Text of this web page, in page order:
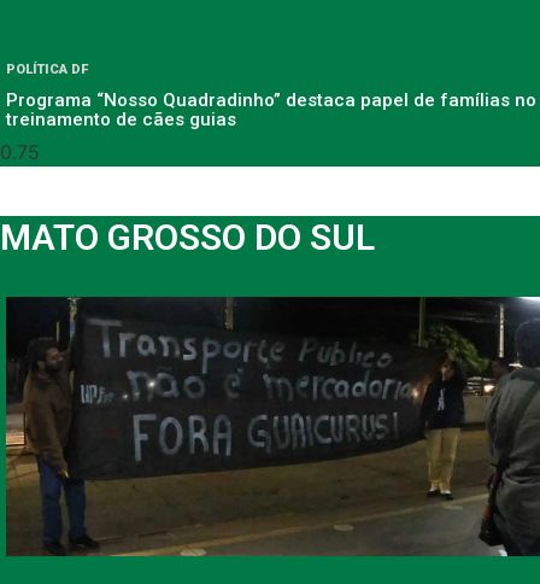
POLÍTICA DF
Programa “Nosso Quadradinho” destaca papel de famílias no
treinamento de cães guias
MATO GROSSO DO SUL